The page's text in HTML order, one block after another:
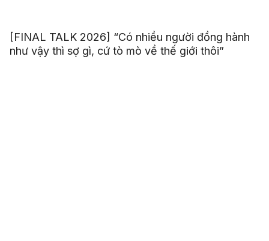
[FINAL TALK 2026] “Có nhiều người đồng hành
như vậy thì sợ gì, cứ tò mò về thế giới thôi”